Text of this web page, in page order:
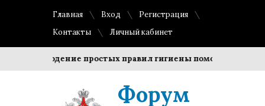
Главная Вход
Регистрация
Контакты
Личный кабинет
Соблюдение простых правил гигиены помогает
Форум